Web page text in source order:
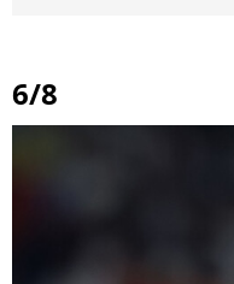
6/8